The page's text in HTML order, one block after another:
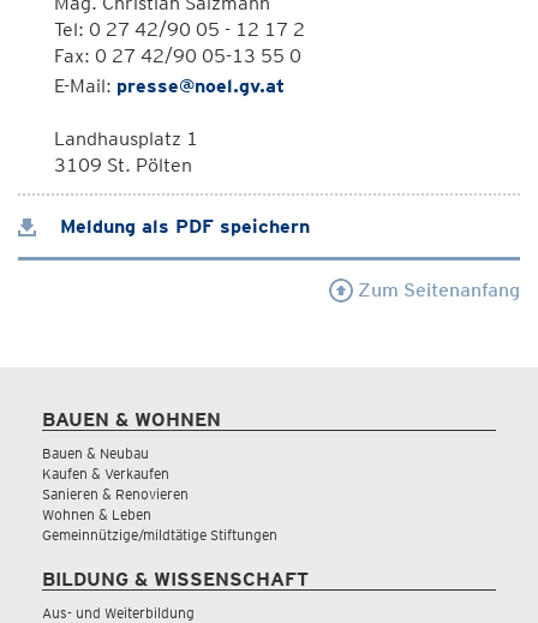
Tel: 0 27 42/90 05 - 12 17 2
Fax: 0 27 42/90 05-13 55 0
E-Mail: presse@noel.gv.at
Landhausplatz 1
3109 St. Pölten
Meldung als PDF speichern
Zum Seitenanfang
BAUEN & WOHNEN
Bauen & Neubau
Kaufen & Verkaufen
Sanieren & Renovieren
Wohnen & Leben
Gemeinnützige/mildtätige Stiftungen
BILDUNG & WISSENSCHAFT
Aus- und Weiterbildung